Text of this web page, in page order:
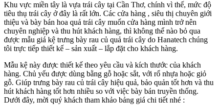
Khu vực miền tây là vựa trái cây tại Cần Thơ, chính vì thế, mức độ
tiêu thụ trái cây ở đây là rất lớn. Các cửa hàng , siêu thị chuyên giới
thiệu và bày bán hoa quả trái cây muốn cửa hàng mình trở nên
chuyên nghiệp và thu hút khách hàng, thì không thể nào bỏ qua
được mẫu giá kệ trưng bày rau củ quả trái cây do Hanatech chúng
tôi trực tiếp thiết kế – sản xuất – lắp đặt cho khách hàng.
Mẫu kệ này được thiết kế theo yêu cầu và kích thước của khách
hàng. Chủ yếu được dùng bằng gỗ hoặc sắt, với rổ nhựa hoặc giỏ
gỗ. Giúp trưng bày rau củ trái cây hiệu quả, bảo quản tốt hơn và thu
hút khách hàng tốt hơn nhiều so với việc bày bán truyền thống.
Dưới đây, mời quý khách tham khảo bảng giá chi tiết nhé :